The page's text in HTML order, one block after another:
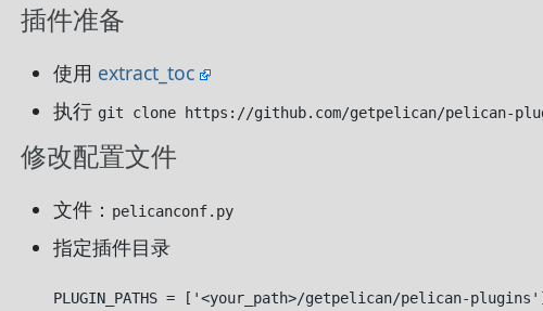
插件准备
使用 extract_toc
执行 git clone https://github.com/getpelican/pelican-
修改配置文件
文件： pelicanconf.py
指定插件目录
PLUGIN_PATHS = ['<your_path>/getpelican/pelican-plugins']